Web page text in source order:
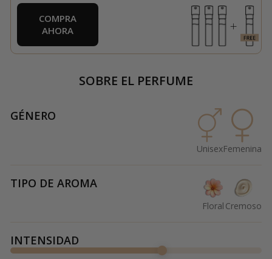
COMPRA
AHORA
SOBRE EL PERFUME
GÉNERO
UnisexFemenina
TIPO DE AROMA
Floral Cremoso
INTENSIDAD